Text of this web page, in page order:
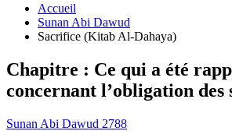
Accueil
Sunan Abi Dawud
Sacrifice (Kitab Al-Dahaya)
Chapitre : Ce qui a été
concernant l’obligation des
Sunan Abi Dawud 2788